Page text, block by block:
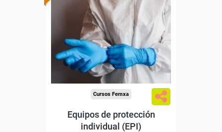
Para desempleados,
trabajadores y autónomos.
Sector
-Mediambiente.
Cursos Femxa
Equipos de protección
individual (EPI)